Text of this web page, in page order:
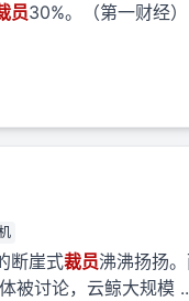
员30%。（第一财经
断崖式裁员沸沸扬扬
被讨论，云鲸大规模